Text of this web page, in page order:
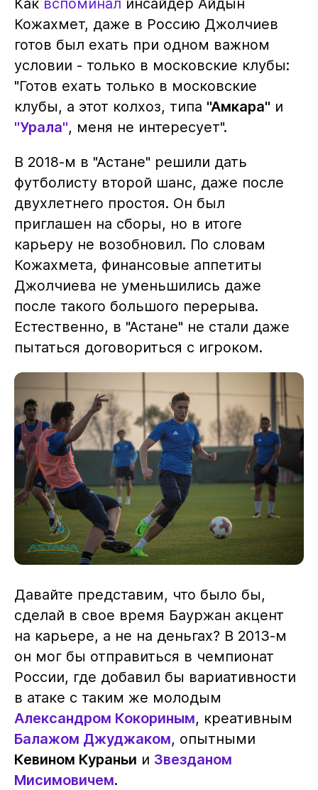
Кожахмет, даже в Россию Джолчиев
готов был ехать при одном важном
условии - только в московские клубы:
"Готов ехать только в московские
клубы, а этот колхоз, типа "Амкара" и
"Урала", меня не интересует".
В 2018-м в "Астане" решили дать
футболисту второй шанс, даже после
двухлетнего простоя. Он был
приглашен на сборы, но в итоге
карьеру не возобновил. По словам
Кожахмета, финансовые аппетиты
Джолчиева не уменьшились даже
после такого большого перерыва.
Естественно, в "Астане" не стали даже
пытаться договориться с игроком.
Давайте представим, что было бы,
сделай в свое время Бауржан акцент
на карьере, а не на деньгах? В 2013-м
он мог бы отправиться в чемпионат
России, где добавил бы вариативности
в атаке с таким же молодым
Александром Кокориным, креативным
Балажом Джуджаком, опытными
Кевином Кураньи и Звезданом
Мисимовичем.